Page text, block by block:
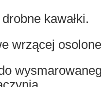
kawałki.